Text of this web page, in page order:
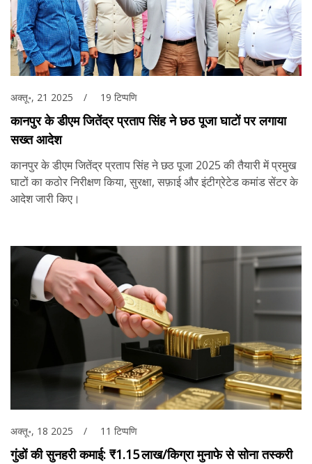
अक्तू॰, 21 2025 19 टिप्पणि
कानपुर के डीएम जितेंद्र प्रताप सिंह ने छठ पूजा घाटों पर लगाया
सख्त आदेश
कानपुर के डीएम जितेंद्र प्रताप सिंह ने छठ पूजा 2025 की तैयारी में प्रमुख
घाटों का कठोर निरीक्षण किया, सुरक्षा, सफ़ाई और इंटीग्रेटेड कमांड सेंटर के
आदेश जारी किए।
अक्तू॰, 18 2025 11 टिप्पणि
गुंडों की सुनहरी कमाई: ₹1.15 लाख/किग्रा मुनाफे से सोना तस्करी